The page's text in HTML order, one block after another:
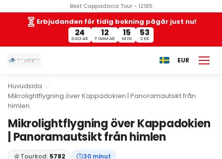
Best Cappadocia Tour - 12185
Erbjudanden för tidig bokning pågår just nu!
24
DAGAR
12
TIMMAR
15
MIN
53
SEK
EUR
Huvudsida
Mikrolightflygning över Kappadokien | Panoramautsikt från
himlen
Mikrolightflygning över Kappadokien
| Panoramautsikt från himlen
Tourkod: 5782 30 minut